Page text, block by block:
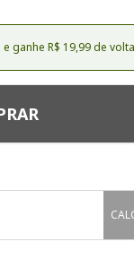
ganhe R$ 19,99 de volta